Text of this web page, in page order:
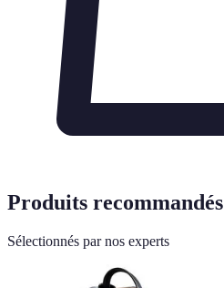
Produits recommandés
Sélectionnés par nos experts